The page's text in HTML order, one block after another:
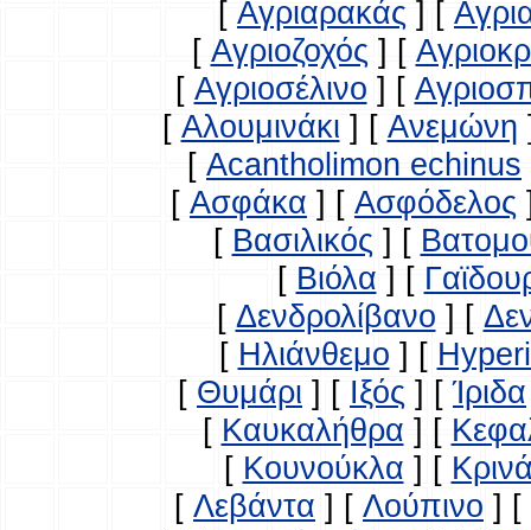
[ Αγριαρακάς ] [
[ Αγριοζοχός ] [
[ Αγριοσέλινο ] [
[ Αλουμινάκι ] [ Ανεμώνη
[ Acantholimon echinus
[ Ασφάκα ] [ Ασφόδελος
[ Βασιλικός ] [
[ Βιόλα ] [
[ Δενδρολίβανο ] [
[ Ηλιάνθεμο ] [
[ Θυμάρι ] [ Ιξός ] [Ίριδα
[ Καυκαλήθρα ] [
[ Κουνούκλα ] [
[ Λεβάντα ] [ Λούπινο ] [